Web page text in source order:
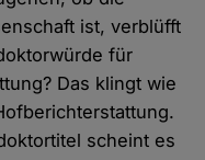
ist, verblüfft
für
Das klingt wie
scheint es